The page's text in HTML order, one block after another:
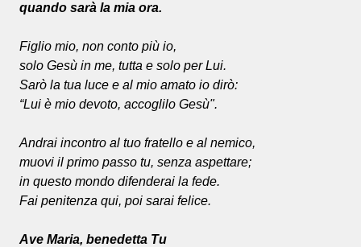
quando sarà la mia ora.
Figlio mio, non conto più io,
solo Gesù in me, tutta e solo per Lui.
Sarò la tua luce e al mio amato io dirò:
“Lui è mio devoto, accoglilo Gesù".
Andrai incontro al tuo fratello e al nemico,
muovi il primo passo tu, senza aspettare;
in questo mondo difenderai la fede.
Fai penitenza qui, poi sarai felice.
Ave Maria, benedetta Tu